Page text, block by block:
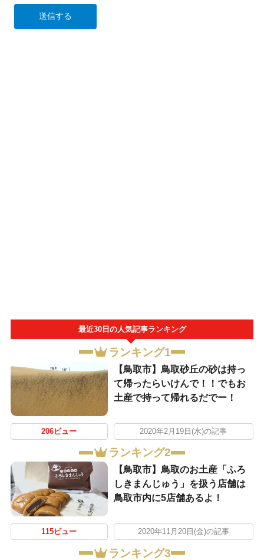
最近30日の人気記事ランキング
ランキング1
【鳥取市】鳥取砂丘の砂は持っ
て帰ったらいけんで！！でもお
土産で持って帰れるだでー！
206ビュー 2020年2月19日(水)の記事
ランキング2
【鳥取市】鳥取のお土産「ふろ
しきまんじゅう」を扱う店舗は
鳥取市内に5店舗あるよ！
115ビュー 2020年11月20日(金)の記事
ランキング3